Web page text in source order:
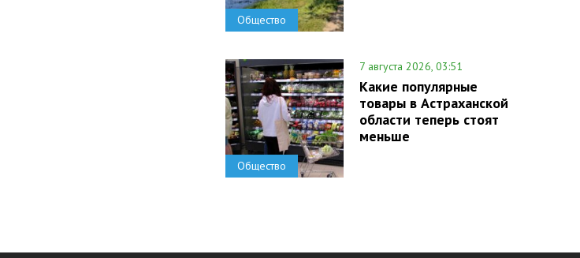
Общество
Общество
7 августа 2026, 03:51
Какие популярные
товары в Астраханской
области теперь стоят
меньше